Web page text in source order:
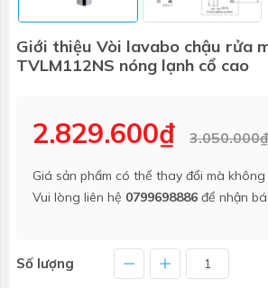
Giới thiệu Vòi lavabo chậu rửa
TVLM112NS nóng lạnh cổ cao
2.829.600₫
Giá sản phẩm có thể thay đổi mà
Vui lòng liên hệ 0799698886 để nhận
Số lượng